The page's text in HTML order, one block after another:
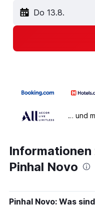
Do 13.8.
… und
Pinhal Novo
Pinhal Novo: Was